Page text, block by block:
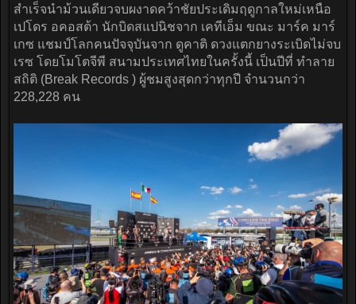
สำเร็จนำม้วนเดียวจบผงาดคว้าชัยประเดิมฤดูกาลใหม่เหนือ
เปโดร อคอสต้า นักบิดสแปนิชจาก เคทีเอ็ม ขณะ มาร์ค มาร์
เกซ แชมป์โลกคนปัจจุบันจาก ดูคาติ ดวงแตกยางระเบิดไม่จบ
เรซ โดยโมโตจีพี สนามประเทศไทยในครั้งนี้ เป็นปีที่ ทำลาย
สถิติ (Break Records ) ผู้ชมสูงสุดกว่าทุกปี จำนวนกว่า
228,228 คน